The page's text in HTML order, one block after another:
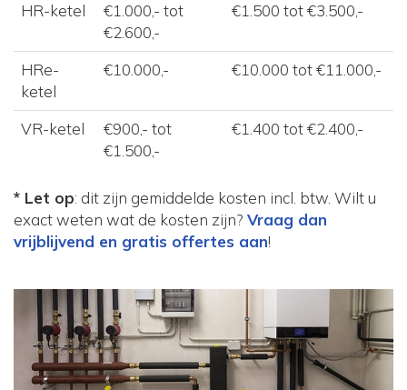
HR-ketel
€1.000,- tot
€2.600,-
€1.500 tot €3.500,-
HRe-
ketel
€10.000,- €10.000 tot €11.000,-
VR-ketel
€900,- tot
€1.500,-
€1.400 tot €2.400,-
* Let op: dit zijn gemiddelde kosten incl. btw. Wilt u
exact weten wat de kosten zijn? Vraag dan
vrijblijvend en gratis offertes aan!